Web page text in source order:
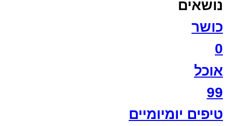
נושאים
כושר
0
אוכל
99
טיפים יומיומיים